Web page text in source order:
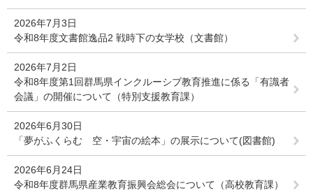
2026年7月3日
令和8年度文書館逸品2 戦時下の女学校（文書館）
2026年7月2日
令和8年度第1回群馬県インクルーシブ教育推進に係る「有識者
会議」の開催について（特別支援教育課）
2026年6月30日
「夢がふくらむ 空・宇宙の絵本」の展示について(図書館)
2026年6月24日
令和8年度群馬県産業教育振興会総会について（高校教育課）